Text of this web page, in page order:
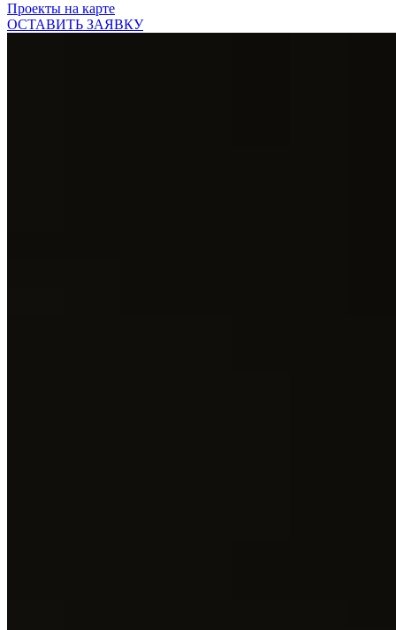
Проекты на карте
ОСТАВИТЬ ЗАЯВКУ